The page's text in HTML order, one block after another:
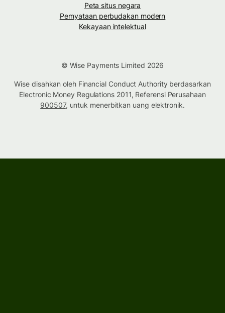
Peta situs negara
Pernyataan perbudakan modern
Kekayaan intelektual
© Wise Payments Limited 2026
Wise disahkan oleh Financial Conduct Authority berdasarkan
Electronic Money Regulations 2011, Referensi Perusahaan
900507, untuk menerbitkan uang elektronik.